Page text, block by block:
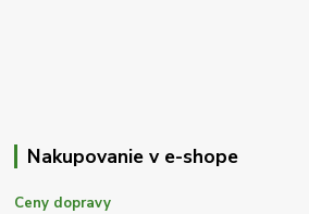
Nakupovanie v e-shope
Ceny dopravy